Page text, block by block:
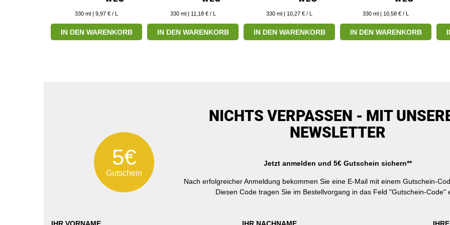
330 ml | 9,97 € / L
IN DEN WARENKORB
330 ml | 11,18 € / L
IN DEN WARENKORB
330 ml | 10,27 € / L
IN DEN WARENKORB
330 ml | 10,58 € / L
IN DEN WARENKORB
5€
Gutschein
NICHTS VERPASSEN - MIT
NEWSLETTER
Jetzt anmelden und 5€ Gutschein sichern**
Nach erfolgreicher Anmeldung bekommen Sie eine E-Mail mit einem Gutschein-
Diesen Code tragen Sie im Bestellvorgang in das Feld "Gutschein-Code"
IHR VORNAME IHR NACHNAME